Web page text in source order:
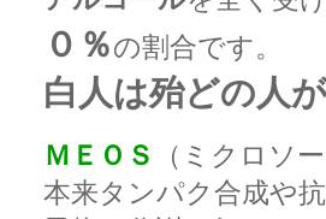
０％の割合です。
白人は殆どの人
ＭＥＯＳ
（ミクロソ
本来タンパク合成や